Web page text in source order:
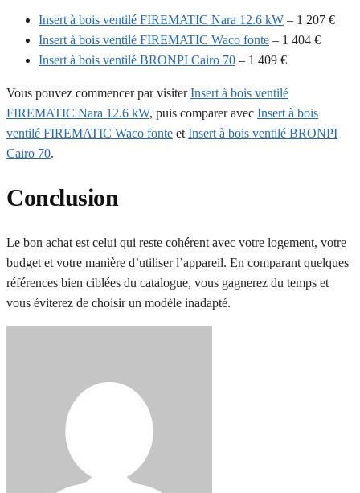
Insert à bois ventilé FIREMATIC Nara 12.6 kW – 1 207 €
Insert à bois ventilé FIREMATIC Waco fonte – 1 404 €
Insert à bois ventilé BRONPI Cairo 70 – 1 409 €
Vous pouvez commencer par visiterInsert à bois ventilé
FIREMATIC Nara 12.6 kW, puis comparer avec Insert à bois
ventilé FIREMATIC Waco fonte et Insert à bois ventilé BRONPI
Cairo 70.
Conclusion
Le bon achat est celui qui reste cohérent avec votre logement, votre
budget et votre manière d’utiliser l’appareil. En comparant quelques
références bien ciblées du catalogue, vous gagnerez du temps et
vous éviterez de choisir un modèle inadapté.